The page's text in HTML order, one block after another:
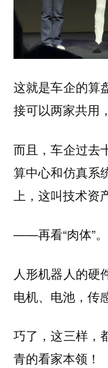
这就是车企的算
接可以两家共用
而且，车企过去
算中心和仿真系
上，这叫技术资
——再看“肉体”。
人形机器人的硬
电机、电池，传
巧了，这三样，
青的看家本领！